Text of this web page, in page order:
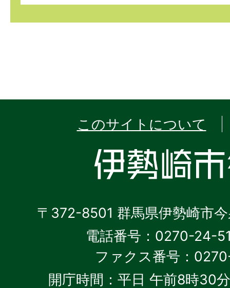
このサイトについて
〒372-8501 群馬県伊勢崎市
電話番号：0270-24-
ファクス番号：
開庁時間：平日 午前8時30